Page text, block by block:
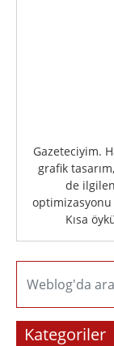
Gazeteciyim.
grafik
de
Kısa
Weblog'da ara
Kategoriler